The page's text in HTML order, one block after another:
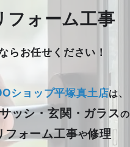
フォーム工事
らお任せください！
ショップ平塚真土店は、
ッシ・玄関・ガラスの
フォーム工事や修理